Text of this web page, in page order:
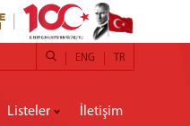
TR
ENG
Listeler İletişim